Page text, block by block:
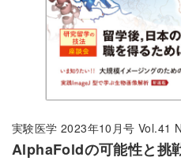
実験医学 2023年10月号 Vol.41
AlphaFoldの可能性と挑